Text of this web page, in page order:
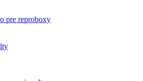
pre reproboxy